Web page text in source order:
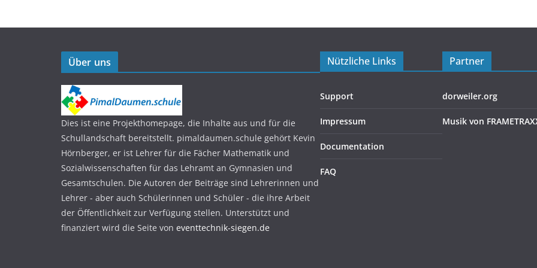
Über uns
Dies ist eine Projekthomepage, die Inhalte aus und für die
Schullandschaft bereitstellt. pimaldaumen.schule gehört Kevin
Hörnberger, er ist Lehrer für die Fächer Mathematik und
Sozialwissenschaften für das Lehramt an Gymnasien und
Gesamtschulen. Die Autoren der Beiträge sind Lehrerinnen und
Lehrer - aber auch Schülerinnen und Schüler - die ihre Arbeit
der Öffentlichkeit zur Verfügung stellen. Unterstützt und
finanziert wird die Seite von eventtechnik-siegen.de
Nützliche Links
Support
Impressum
Documentation
FAQ
Partner
dorweiler.org
Musik von